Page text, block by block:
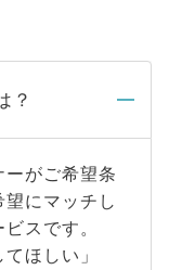
？
がご希望条
にマッチし
スです。
ほしい」